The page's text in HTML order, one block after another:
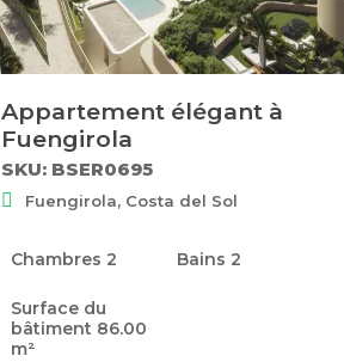
Appartement élégant à
Fuengirola
SKU: BSER0695
Fuengirola, Costa del Sol
Chambres 2 Bains 2
Surface du
bâtiment 86.00
m²